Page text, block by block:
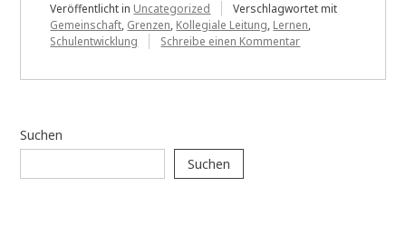
Veröffentlicht in Uncategorized
Verschlagwortet mit
Gemeinschaft, Grenzen, Kollegiale Leitung, Lernen,
Schulentwicklung
Schreibe einen Kommentarzu
Suchen
Suchen